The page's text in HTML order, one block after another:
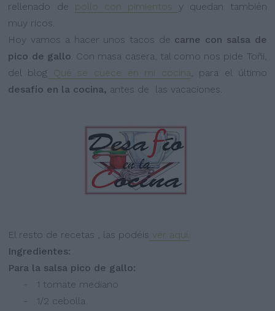
rellenado de pollo con pimientos y quedan también
muy ricos.
Hoy vamos a hacer unos tacos de carne con salsa de
pico de gallo. Con masa casera, tal como nos pide Toñi,
del blog Qué se cuece en mi cocina, para el último
desafío en la cocina, antes de las vacaciones.
El resto de recetas , las podéis ver aquí.
Ingredientes:
Para la salsa pico de gallo:
- 1 tomate mediano
- 1/2 cebolla